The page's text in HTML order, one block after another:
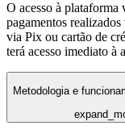
O acesso à plataforma
pagamentos
via Pix ou cartão de
terá acesso imediato à
Metodologia e